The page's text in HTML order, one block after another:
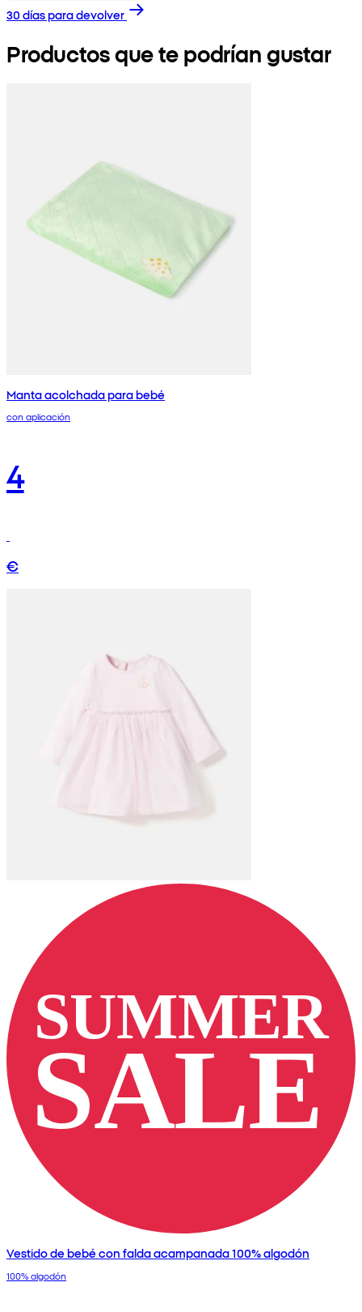
30 días para devolver
Productos que te podrían gustar
Manta acolchada para bebé
con aplicación
4
€
Vestido de bebé con falda acampanada 100% algodón
100% algodón